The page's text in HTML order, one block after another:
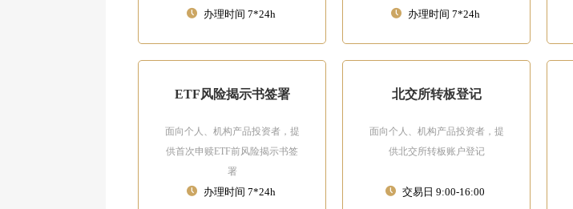
办理时间 7*24h 办理时间 7*24h
ETF风险揭示书签署
面向个人、机构产品投资者，提
供首次申赎ETF前风险揭示书签
署
办理时间 7*24h
北交所转板登记
面向个人、机构产品投资者，提
供北交所转板账户登记
交易日 9:00-16:00